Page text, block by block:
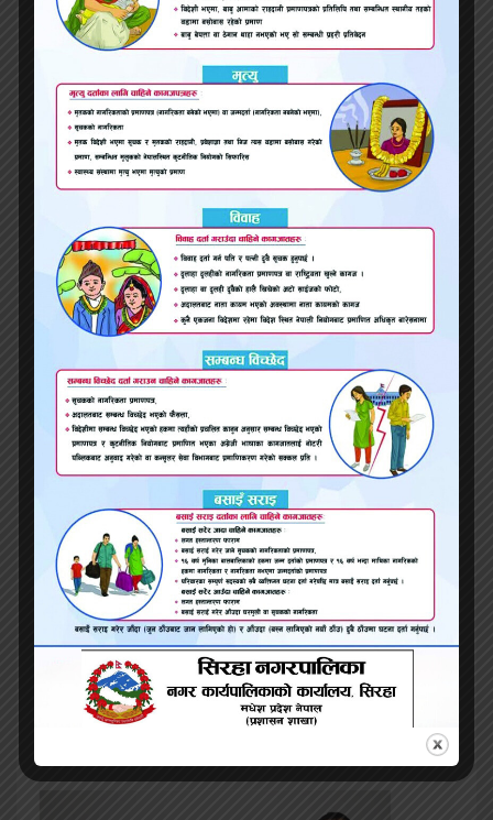
लाइभ स्ट्रिमिङ मार्फत महिलालाई हैरानी दिने पक्राउ
सप्तरी प्रहरीले दाजुको हत्या आरोपी भाईलाई २० बर्षपछि
गरे पक्राउ